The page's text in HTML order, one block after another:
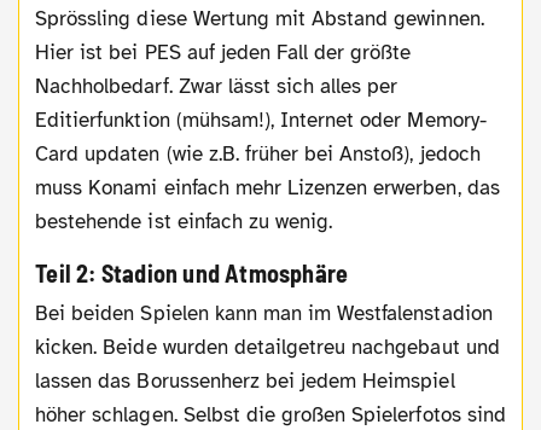
Sprössling diese Wertung mit Abstand gewinnen.
Hier ist bei PES auf jeden Fall der größte
Nachholbedarf. Zwar lässt sich alles per
Editierfunktion (mühsam!), Internet oder Memory-
Card updaten (wie z.B. früher bei Anstoß), jedoch
muss Konami einfach mehr Lizenzen erwerben, das
bestehende ist einfach zu wenig.
Teil 2: Stadion und Atmosphäre
Bei beiden Spielen kann man im Westfalenstadion
kicken. Beide wurden detailgetreu nachgebaut und
lassen das Borussenherz bei jedem Heimspiel
höher schlagen. Selbst die großen Spielerfotos sind